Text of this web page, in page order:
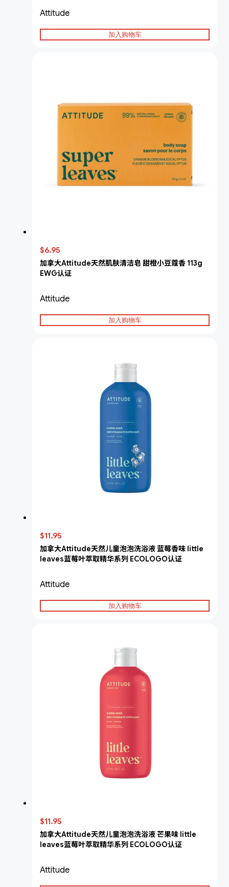
Attitude
加入购物车
$6.95
加拿大Attitude天然肌肤清洁皂 甜橙小豆蔻香 113g
EWG认证
Attitude
加入购物车
$11.95
加拿大Attitude天然儿童泡泡洗浴液 蓝莓香味 little
leaves蓝莓叶萃取精华系列 ECOLOGO认证
Attitude
加入购物车
$11.95
加拿大Attitude天然儿童泡泡洗浴液 芒果味 little
leaves蓝莓叶萃取精华系列 ECOLOGO认证
Attitude